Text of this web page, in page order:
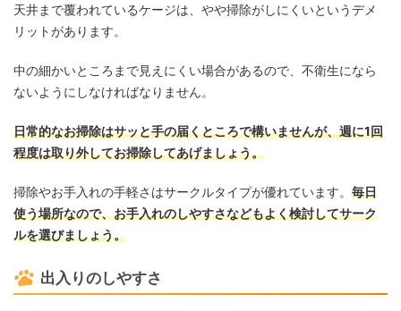
天井まで覆われているケージは、やや掃除がしにくいというデメ
リットがあります。
中の細かいところまで見えにくい場合があるので、不衛生になら
ないようにしなければなりません。
日常的なお掃除はサッと手の届くところで構いませんが、週に1回
程度は取り外してお掃除してあげましょう。
掃除やお手入れの手軽さはサークルタイプが優れています。 毎日
使う場所なので、お手入れのしやすさなどもよく検討してサーク
ルを選びましょう。
出入りのしやすさ